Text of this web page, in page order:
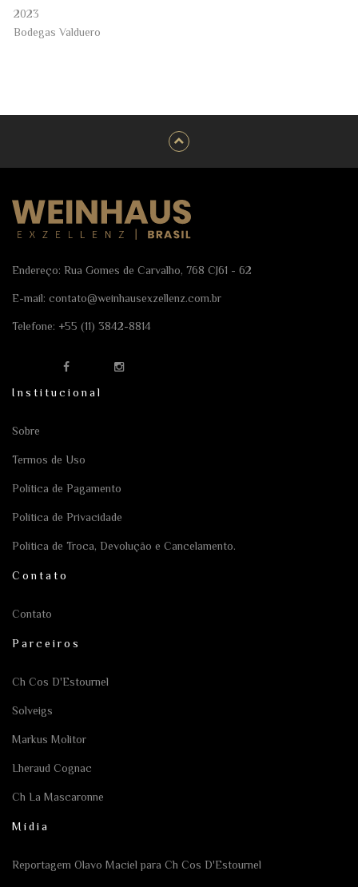
2023
Bodegas Valduero
Endereço: Rua Gomes de Carvalho, 768 CJ61 - 62
E-mail: contato@weinhausexzellenz.com.br
Telefone: +55 (11) 3842-8814
Institucional
Sobre
Termos de Uso
Política de Pagamento
Política de Privacidade
Política de Troca, Devolução e Cancelamento.
Contato
Contato
Parceiros
Ch Cos D'Estournel
Solveigs
Markus Molitor
Lheraud Cognac
Ch La Mascaronne
Mídia
Reportagem Olavo Maciel para Ch Cos D'Estournel